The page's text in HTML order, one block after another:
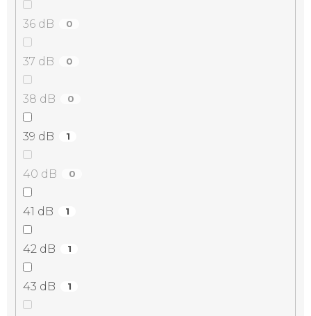
36 dB 0
37 dB 0
38 dB 0
39 dB 1
40 dB 0
41 dB 1
42 dB 1
43 dB 1